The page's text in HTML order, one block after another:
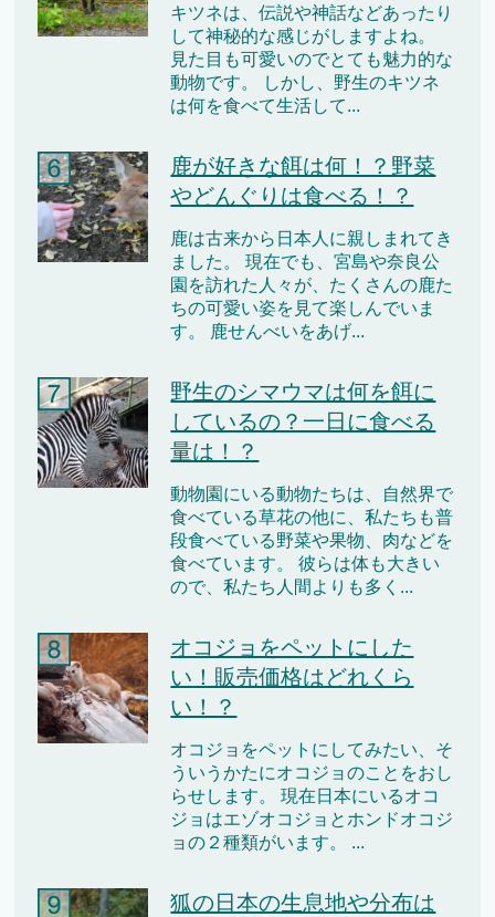
キツネは、伝説や神話などあったり
して神秘的な感じがしますよね。
見た目も可愛いのでとても魅力的な
動物です。 しかし、野生のキツネ
は何を食べて生活して...
鹿が好きな餌は何！？野菜
やどんぐりは食べる！？
鹿は古来から日本人に親しまれてき
ました。 現在でも、宮島や奈良公
園を訪れた人々が、たくさんの鹿た
ちの可愛い姿を見て楽しんでいま
す。 鹿せんべいをあげ...
野生のシマウマは何を餌に
しているの？一日に食べる
量は！？
動物園にいる動物たちは、自然界で
食べている草花の他に、私たちも普
段食べている野菜や果物、肉などを
食べています。 彼らは体も大きい
ので、私たち人間よりも多く...
オコジョをペットにした
い！販売価格はどれくら
い！？
オコジョをペットにしてみたい、そ
ういうかたにオコジョのことをおし
らせします。 現在日本にいるオコ
ジョはエゾオコジョとホンドオコジ
ョの２種類がいます。 ...
狐の日本の生息地や分布は